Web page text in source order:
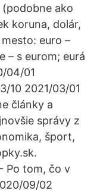
ako
koruna, dolár,
euro –
– s eurom; eurá
04/01
10 2021/03/01
články a
správy z
šport,
Po tom, čo v
09/02